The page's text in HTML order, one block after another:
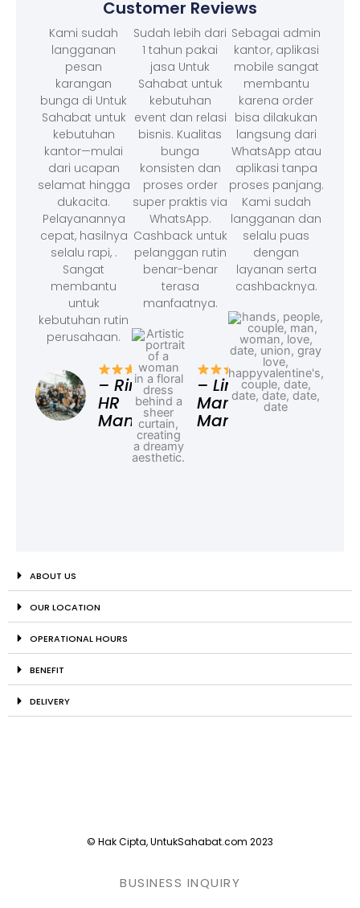
Customer Reviews
Kami sudah
langganan
pesan
karangan
bunga di Untuk
Sahabat untuk
kebutuhan
kantor—mulai
dari ucapan
selamat hingga
dukacita.
Pelayanannya
cepat, hasilnya
selalu rapi, .
Sangat
membantu
untuk
kebutuhan rutin
perusahaan.
– Rina,
HR
Manager
Sudah lebih dari
1 tahun pakai
jasa Untuk
Sahabat untuk
kebutuhan
event dan relasi
bisnis. Kualitas
bunga
konsisten dan
proses order
super praktis via
WhatsApp.
Cashback untuk
pelanggan rutin
benar-benar
terasa
manfaatnya.
– Linda,
Marketing
Manager
Sebagai admin
kantor, aplikasi
mobile sangat
membantu
karena order
bisa dilakukan
langsung dari
WhatsApp atau
aplikasi tanpa
proses panjang.
Kami sudah
langganan dan
selalu puas
dengan
layanan serta
cashbacknya.
ABOUT US
OUR LOCATION
OPERATIONAL HOURS
BENEFIT
DELIVERY
© Hak Cipta, UntukSahabat.com 2023
BUSINESS INQUIRY